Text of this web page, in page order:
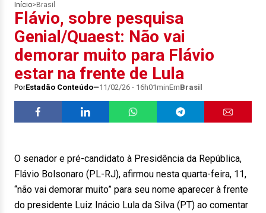
Início> Brasil
Flávio, sobre pesquisa
Genial/Quaest: Não vai
demorar muito para Flávio
estar na frente de Lula
PorEstadão Conteúdo 11/02/26 - 16h01minEmBrasil
O senador e pré-candidato à Presidência da República,
Flávio Bolsonaro (PL-RJ), afirmou nesta quarta-feira, 11,
“não vai demorar muito” para seu nome aparecer à frente
do presidente Luiz Inácio Lula da Silva (PT) ao comentar